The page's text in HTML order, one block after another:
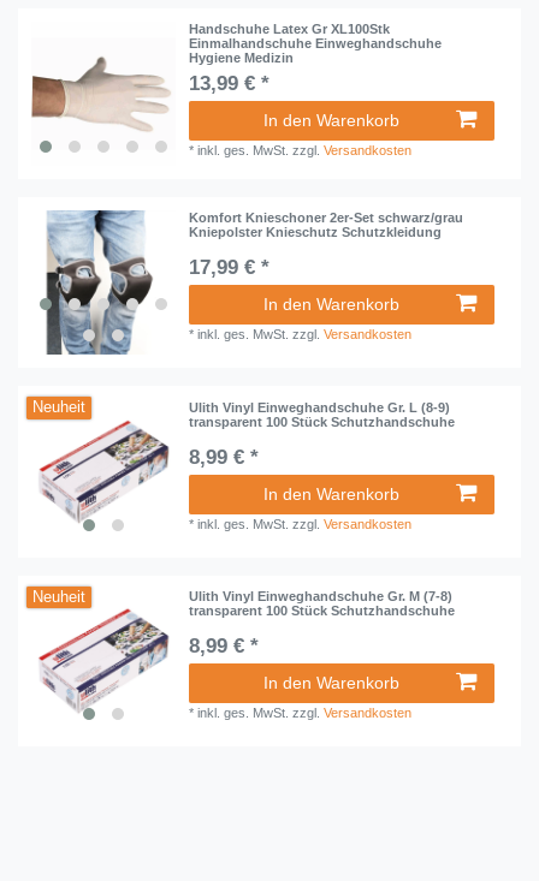
Handschuhe Latex Gr XL100Stk
Einmalhandschuhe Einweghandschuhe
Hygiene Medizin
13,99 € *
In den Warenkorb
*inkl. ges. MwSt. zzgl.Versandkosten
Komfort Knieschoner 2er-Set schwarz/grau
Kniepolster Knieschutz Schutzkleidung
17,99 € *
In den Warenkorb
*inkl. ges. MwSt. zzgl.Versandkosten
Neuheit
Ulith Vinyl Einweghandschuhe Gr. L (8-9)
transparent 100 Stück Schutzhandschuhe
8,99 € *
In den Warenkorb
*inkl. ges. MwSt. zzgl.Versandkosten
Neuheit
Ulith Vinyl Einweghandschuhe Gr. M (7-8)
transparent 100 Stück Schutzhandschuhe
8,99 € *
In den Warenkorb
*inkl. ges. MwSt. zzgl.Versandkosten